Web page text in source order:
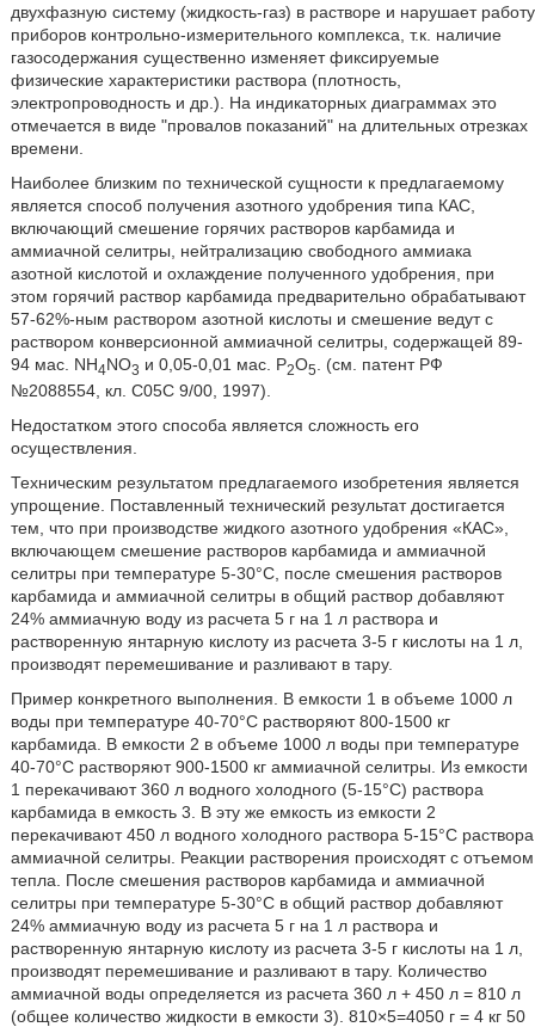
двухфазную систему (жидкость-газ) в растворе и нарушает работу
приборов контрольно-измерительного комплекса, т.к. наличие
газосодержания существенно изменяет фиксируемые
физические характеристики раствора (плотность,
электропроводность и др.). На индикаторных диаграммах это
отмечается в виде "провалов показаний" на длительных отрезках
времени.
Наиболее близким по технической сущности к предлагаемому
является способ получения азотного удобрения типа КАС,
включающий смешение горячих растворов карбамида и
аммиачной селитры, нейтрализацию свободного аммиака
азотной кислотой и охлаждение полученного удобрения, при
этом горячий раствор карбамида предварительно обрабатывают
57-62%-ным раствором азотной кислоты и смешение ведут с
раствором конверсионной аммиачной селитры, содержащей 89-
94 мас. NH4NO3 и 0,05-0,01 мас. P2O5
. (см. патент РФ
№2088554, кл. С05С 9/00, 1997).
Недостатком этого способа является сложность его
осуществления.
Техническим результатом предлагаемого изобретения является
упрощение. Поставленный технический результат достигается
тем, что при производстве жидкого азотного удобрения «КАС»,
включающем смешение растворов карбамида и аммиачной
селитры при температуре 5-30°С, после смешения растворов
карбамида и аммиачной селитры в общий раствор добавляют
24% аммиачную воду из расчета 5 г на 1 л раствора и
растворенную янтарную кислоту из расчета 3-5 г кислоты на 1 л,
производят перемешивание и разливают в тару.
Пример конкретного выполнения. В емкости 1 в объеме 1000 л
воды при температуре 40-70°С растворяют 800-1500 кг
карбамида. В емкости 2 в объеме 1000 л воды при температуре
40-70°С растворяют 900-1500 кг аммиачной селитры. Из емкости
1 перекачивают 360 л водного холодного (5-15°С) раствора
карбамида в емкость 3. В эту же емкость из емкости 2
перекачивают 450 л водного холодного раствора 5-15°С раствора
аммиачной селитры. Реакции растворения происходят с отъемом
тепла. После смешения растворов карбамида и аммиачной
селитры при температуре 5-30°С в общий раствор добавляют
24% аммиачную воду из расчета 5 г на 1 л раствора и
растворенную янтарную кислоту из расчета 3-5 г кислоты на 1 л,
производят перемешивание и разливают в тару. Количество
аммиачной воды определяется из расчета 360 л + 450 л = 810 л
(общее количество жидкости в емкости 3). 810×5=4050 г = 4 кг 50